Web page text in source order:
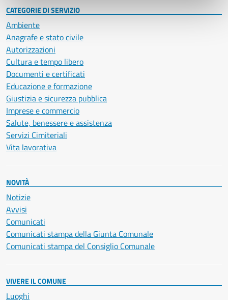
CATEGORIE DI SERVIZIO
Ambiente
Anagrafe e stato civile
Autorizzazioni
Cultura e tempo libero
Documenti e certificati
Educazione e formazione
Giustizia e sicurezza pubblica
Imprese e commercio
Salute, benessere e assistenza
Servizi Cimiteriali
Vita lavorativa
NOVITÀ
Notizie
Avvisi
Comunicati
Comunicati stampa della Giunta Comunale
Comunicati stampa del Consiglio Comunale
VIVERE IL COMUNE
Luoghi